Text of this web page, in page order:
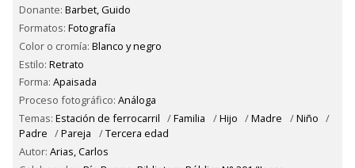
Donante: Barbet, Guido
Formatos: Fotografía
Color o cromía: Blanco y negro
Estilo: Retrato
Forma: Apaisada
Proceso fotográfico: Análoga
Temas: Estación de ferrocarril /Familia /Hijo /Madre /Niño /
Padre /Pareja /Tercera edad
Autor: Arias, Carlos